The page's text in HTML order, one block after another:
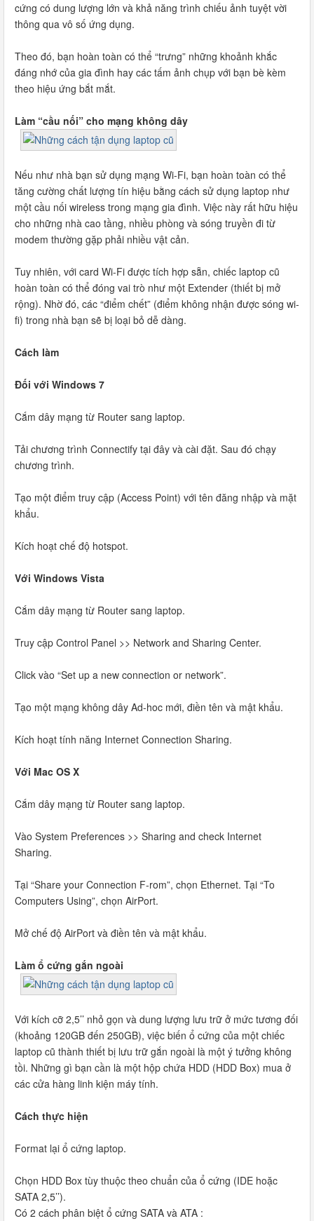
cứng có dung lượng lớn và khả năng trình chiếu ảnh tuyệt vời
thông qua vô số ứng dụng.
Theo đó, bạn hoàn toàn có thể “trưng” những khoảnh khắc
đáng nhớ của gia đình hay các tấm ảnh chụp với bạn bè kèm
theo hiệu ứng bắt mắt.
Làm “cầu nối” cho mạng không dây
Nếu như nhà bạn sử dụng mạng Wi-Fi, bạn hoàn toàn có thể
tăng cường chất lượng tín hiệu bằng cách sử dụng laptop như
một cầu nối wireless trong mạng gia đình. Việc này rất hữu hiệu
cho những nhà cao tầng, nhiều phòng và sóng truyền đi từ
modem thường gặp phải nhiều vật cản.
Tuy nhiên, với card Wi-Fi được tích hợp sẵn, chiếc laptop cũ
hoàn toàn có thể đóng vai trò như một Extender (thiết bị mở
rộng). Nhờ đó, các “điểm chết” (điểm không nhận được sóng wi-
fi) trong nhà bạn sẽ bị loại bỏ dễ dàng.
Cách làm
Đối với Windows 7
Cắm dây mạng từ Router sang laptop.
Tải chương trình Connectify tại đây và cài đặt. Sau đó chạy
chương trình.
Tạo một điểm truy cập (Access Point) với tên đăng nhập và mặt
khẩu.
Kích hoạt chế độ hotspot.
Với Windows Vista
Cắm dây mạng từ Router sang laptop.
Truy cập Control Panel >> Network and Sharing Center.
Click vào “Set up a new connection or network”.
Tạo một mạng không dây Ad-hoc mới, điền tên và mật khẩu.
Kích hoạt tính năng Internet Connection Sharing.
Với Mac OS X
Cắm dây mạng từ Router sang laptop.
Vào System Preferences >> Sharing and check Internet
Sharing.
Tại “Share your Connection F-rom”, chọn Ethernet. Tại “To
Computers Using”, chọn AirPort.
Mở chế độ AirPort và điền tên và mật khẩu.
Làm ổ cứng gắn ngoài
Với kích cỡ 2,5’’ nhỏ gọn và dung lượng lưu trữ ở mức tương đối
(khoảng 120GB đến 250GB), việc biến ổ cứng của một chiếc
laptop cũ thành thiết bị lưu trữ gắn ngoài là một ý tưởng không
tồi. Những gì bạn cần là một hộp chứa HDD (HDD Box) mua ở
các cửa hàng linh kiện máy tính.
Cách thực hiện
Format lại ổ cứng laptop.
Chọn HDD Box tùy thuộc theo chuẩn của ổ cứng (IDE hoặc
SATA 2,5’’).
Có 2 cách phân biệt ổ cứng SATA và ATA :